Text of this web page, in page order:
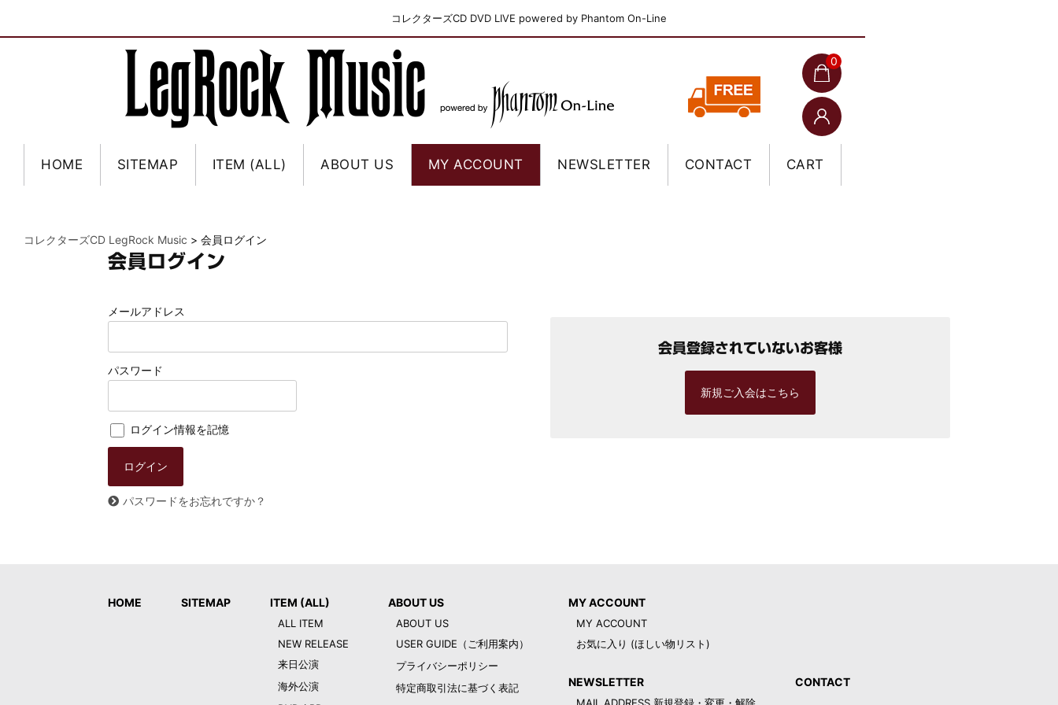
コレクターズCD DVD LIVE powered by Phantom On-Line
0
HOME SITEMAP ITEM (ALL) ABOUT US MY ACCOUNT NEWSLETTER CONTACT CART
コレクターズCD LegRock Music > 会員ログイン
会員ログイン
メールアドレス
パスワード
ログイン情報を記憶
パスワードをお忘れですか？
会員登録されていないお客様
新規ご入会はこちら
HOME SITEMAP ITEM (ALL)
ALL ITEM
NEW RELEASE
来日公演
海外公演
ABOUT US
ABOUT US
USER GUIDE（ご利用案内）
プライバシーポリシー
特定商取引法に基づく表記
MY ACCOUNT
MY ACCOUNT
お気に入り (ほしい物リスト)
NEWSLETTER CONTACT